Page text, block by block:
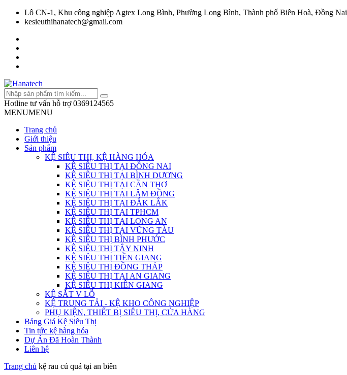
Lô CN-1, Khu công nghiệp Agtex Long Bình, Phường Long Bình, Thành phố Biên Hoà, Đồng Nai
kesieuthihanatech@gmail.com
Hotline tư vấn hỗ trợ 0369124565
MENUMENU
Trang chủ
Giới thiệu
Sản phẩm
KỆ SIÊU THỊ, KỆ HÀNG HÓA
KỆ SIÊU THỊ TẠI ĐỒNG NAI
KỆ SIÊU THỊ TẠI BÌNH DƯƠNG
KỆ SIÊU THỊ TẠI CẦN THƠ
KỆ SIÊU THỊ TẠI LÂM ĐỒNG
KỆ SIÊU THỊ TẠI ĐẮK LẮK
KỆ SIÊU THỊ TẠI TPHCM
KỆ SIÊU THỊ TẠI LONG AN
KỆ SIÊU THỊ TẠI VŨNG TÀU
KỆ SIÊU THỊ BÌNH PHƯỚC
KỆ SIÊU THỊ TÂY NINH
KỆ SIÊU THỊ TIỀN GIANG
KỆ SIÊU THỊ ĐỒNG THÁP
KỆ SIÊU THỊ TẠI AN GIANG
KỆ SIÊU THỊ KIÊN GIANG
KỆ SẮT V LỖ
KỆ TRUNG TẢI - KỆ KHO CÔNG NGHIỆP
PHỤ KIỆN, THIẾT BỊ SIÊU THỊ, CỬA HÀNG
Bảng Giá Kệ Siêu Thị
Tin tức kệ hàng hóa
Dự Án Đã Hoàn Thành
Liên hệ
Trang chủ kệ rau củ quả tại an biên